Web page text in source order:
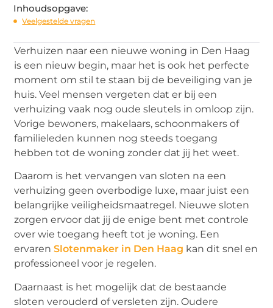
Inhoudsopgave:
Veelgestelde vragen
Verhuizen naar een nieuwe woning in Den Haag
is een nieuw begin, maar het is ook het perfecte
moment om stil te staan bij de beveiliging van je
huis. Veel mensen vergeten dat er bij een
verhuizing vaak nog oude sleutels in omloop zijn.
Vorige bewoners, makelaars, schoonmakers of
familieleden kunnen nog steeds toegang
hebben tot de woning zonder dat jij het weet.
Daarom is het vervangen van sloten na een
verhuizing geen overbodige luxe, maar juist een
belangrijke veiligheidsmaatregel. Nieuwe sloten
zorgen ervoor dat jij de enige bent met controle
over wie toegang heeft tot je woning. Een
ervarenSlotenmaker in Den Haag kan dit snel en
professioneel voor je regelen.
Daarnaast is het mogelijk dat de bestaande
sloten verouderd of versleten zijn. Oudere